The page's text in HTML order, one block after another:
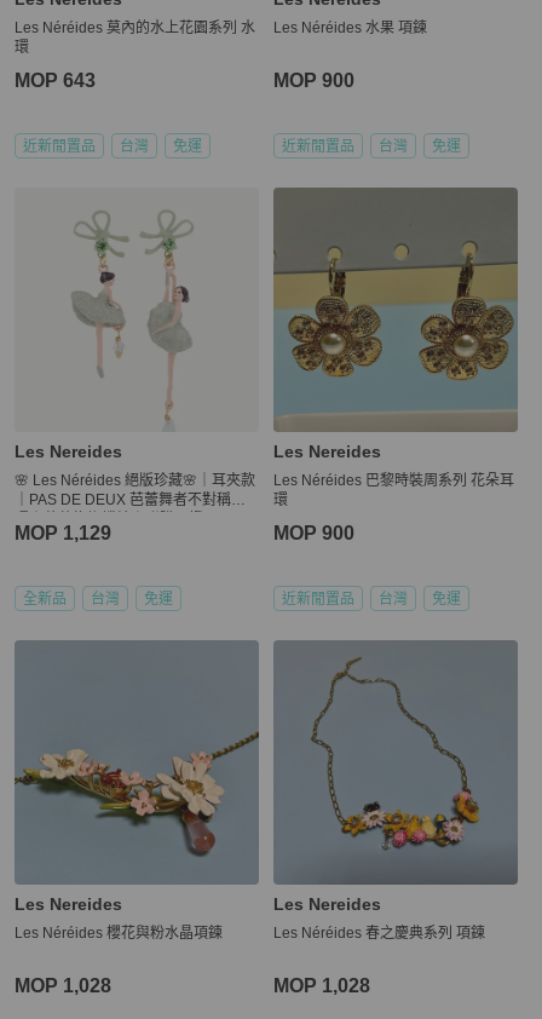
Les Néréides 莫內的水上花園系列 水
環
MOP 643
近新閒置品 台灣 免運
Les Néréides 水果 項鍊
MOP 900
近新閒置品 台灣 免運
Les Nereides
🌸 Les Néréides 絕版珍藏🌸｜耳夾款
｜PAS DE DEUX 芭蕾舞者不對稱耳
MOP 1,129
全新品 台灣 免運
Les Nereides
Les Néréides 巴黎時裝周系列 花朵耳
環
MOP 900
近新閒置品 台灣 免運
Les Nereides
Les Néréides 櫻花與粉水晶項鍊
MOP 1,028
Les Nereides
Les Néréides 春之慶典系列 項鍊
MOP 1,028